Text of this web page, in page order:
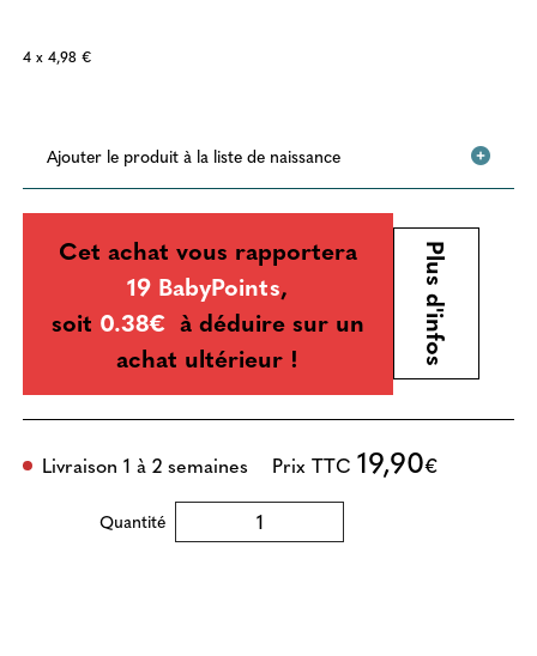
4 x 4,98 €
Ajouter le produit à la liste de naissance
Cet achat vous rapportera
19 BabyPoints,
soit 0.38€ à déduire sur un
achat ultérieur !
Plus d'infos
Livraison 1 à 2 semaines Prix TTC 19,90€
Quantité